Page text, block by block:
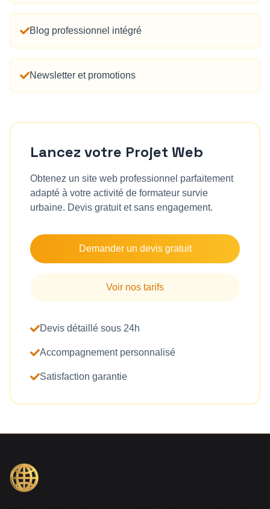
Blog professionnel intégré
Newsletter et promotions
Lancez votre Projet Web
Obtenez un site web professionnel parfaitement
adapté à votre activité de formateur survie
urbaine. Devis gratuit et sans engagement.
Demander un devis gratuit
Voir nos tarifs
Devis détaillé sous 24h
Accompagnement personnalisé
Satisfaction garantie